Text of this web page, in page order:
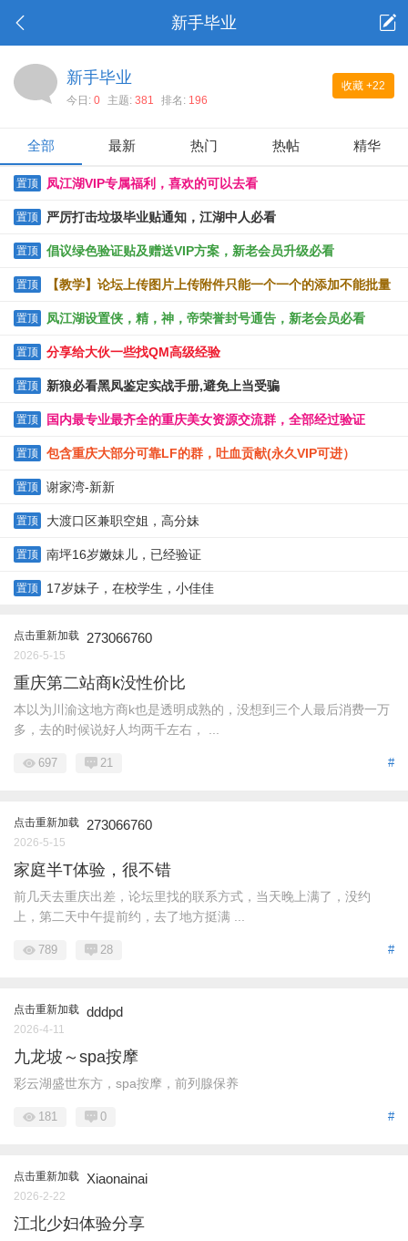
新手毕业
收藏 +22
新手毕业
今日: 0 主题: 381 排名: 196
全部 最新 热门 热帖 精华
置顶 凤江湖VIP专属福利，喜欢的可以去看
置顶 严厉打击垃圾毕业贴通知，江湖中人必看
置顶 倡议绿色验证贴及赠送VIP方案，新老会员升级必看
置顶 【教学】论坛上传图片上传附件只能一个一个的添加不能批量
上传的解决办法
置顶 凤江湖设置侠，精，神，帝荣誉封号通告，新老会员必看
置顶 分享给大伙一些找QM高级经验
置顶 新狼必看黑凤鉴定实战手册,避免上当受骗
置顶 国内最专业最齐全的重庆美女资源交流群，全部经过验证
置顶 包含重庆大部分可靠LF的群，吐血贡献(永久VIP可进）
置顶 谢家湾-新新
置顶 大渡口区兼职空姐，高分妹
置顶 南坪16岁嫩妹儿，已经验证
置顶 17岁妹子，在校学生，小佳佳
点击重新加载 273066760
2026-5-15
重庆第二站商k没性价比
本以为川渝这地方商k也是透明成熟的，没想到三个人最后消费一万
多，去的时候说好人均两千左右， ...
#
697 21
点击重新加载 273066760
2026-5-15
家庭半T体验，很不错
前几天去重庆出差，论坛里找的联系方式，当天晚上满了，没约
上，第二天中午提前约，去了地方挺满 ...
#
789 28
点击重新加载 dddpd
2026-4-11
九龙坡～spa按摩
彩云湖盛世东方，spa按摩，前列腺保养
#
181 0
点击重新加载 Xiaonainai
2026-2-22
江北少妇体验分享